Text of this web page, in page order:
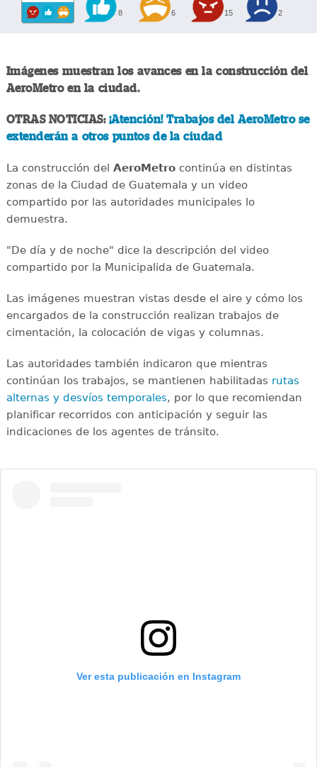
8 6 15 2
Imágenes muestran los avances en la construcción del
AeroMetro en la ciudad.
OTRAS NOTICIAS: ¡Atención! Trabajos del AeroMetro se
extenderán a otros puntos de la ciudad
La construcción del AeroMetrocontinúa en distintas
zonas de la Ciudad de Guatemala y un video
compartido por las autoridades municipales lo
demuestra.
"De día y de noche" dice la descripción del video
compartido por la Municipalida de Guatemala.
Las imágenes muestran vistas desde el aire y cómo los
encargados de la construcción realizan trabajos de
cimentación, la colocación de vigas y columnas.
Las autoridades también indicaron que mientras
continúan los trabajos, se mantienen habilitadas rutas
alternas y desvíos temporales, por lo que recomiendan
planificar recorridos con anticipación y seguir las
indicaciones de los agentes de tránsito.
Ver esta publicación en Instagram